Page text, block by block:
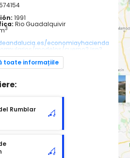
1991
Rio Guadalquivir
3
economiayhacienda
modelos/cuerpo2.jsp?
de navegacion de la cuenca del
toate informațiile
Rumblar